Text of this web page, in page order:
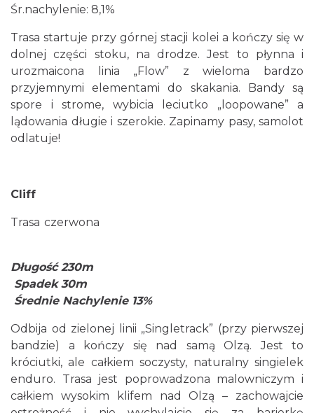
Śr.nachylenie: 8,1%
Trasa startuje przy górnej stacji kolei a kończy się w
dolnej części stoku, na drodze. Jest to płynna i
urozmaicona linia „Flow” z wieloma bardzo
przyjemnymi elementami do skakania. Bandy są
spore i strome, wybicia leciutko „loopowane” a
lądowania długie i szerokie. Zapinamy pasy, samolot
odlatuje!
Cliff
Trasa czerwona
Długość 230m
Spadek 30m
Średnie Nachylenie 13%
Odbija od zielonej linii „Singletrack” (przy pierwszej
bandzie) a kończy się nad samą Olzą. Jest to
króciutki, ale całkiem soczysty, naturalny singielek
enduro. Trasa jest poprowadzona malowniczym i
całkiem wysokim klifem nad Olzą – zachowajcie